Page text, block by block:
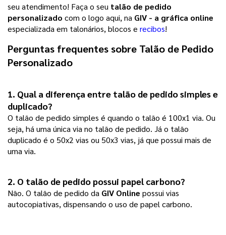
seu atendimento! Faça o seu talão de pedido
personalizado com o logo aqui, na GIV - a gráfica online
especializada em talonários, blocos e recibos!
Perguntas frequentes sobre Talão de Pedido
Personalizado
1. Qual a diferença entre talão de pedido simples e
duplicado?
O talão de pedido simples é quando o talão é 100x1 via. Ou
seja, há uma única via no talão de pedido. Já o talão
duplicado é o 50x2 vias ou 50x3 vias, já que possui mais de
uma via.
2. O talão de pedido possui papel carbono?
Não. O talão de pedido da GIV Online possui vias
autocopiativas, dispensando o uso de papel carbono.